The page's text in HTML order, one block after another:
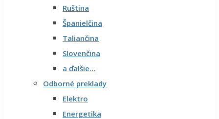
Ruština
Španielčina
Taliančina
Slovenčina
a ďalšie…
Odborné preklady
Elektro
Energetika